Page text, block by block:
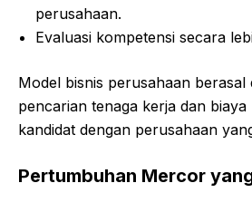
perusahaan.
Evaluasi kompetensi secara
Model bisnis perusahaan berasal
pencarian tenaga kerja dan
kandidat dengan perusahaan
Pertumbuhan Mercor